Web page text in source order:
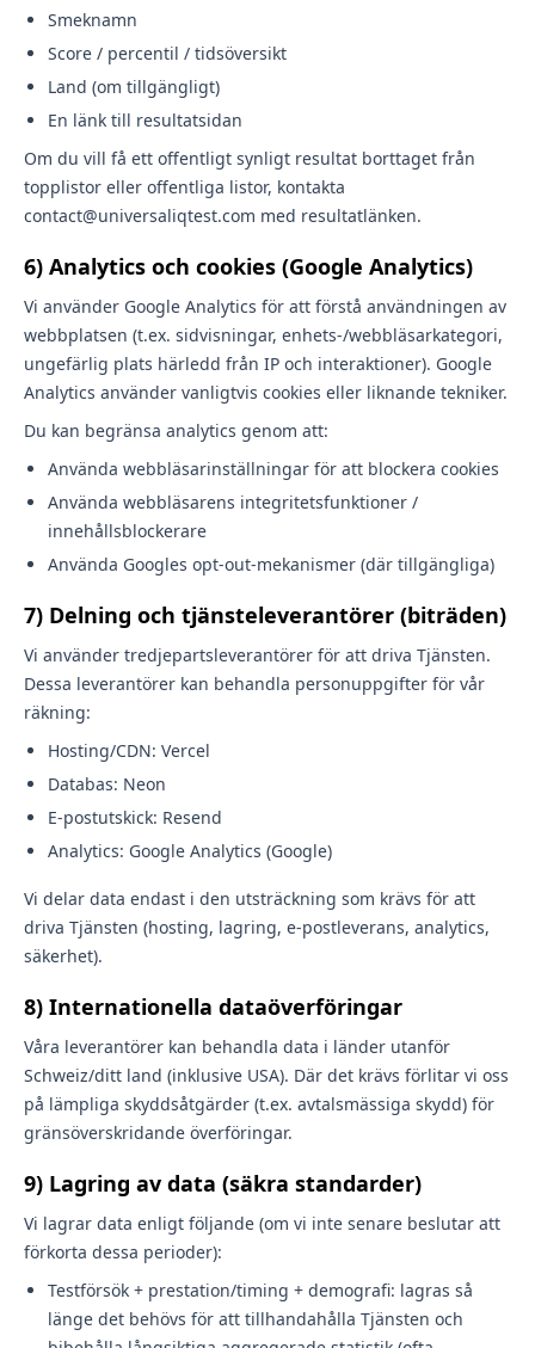
Smeknamn
Score / percentil / tidsöversikt
Land (om tillgängligt)
En länk till resultatsidan
Om du vill få ett offentligt synligt resultat borttaget från
topplistor eller offentliga listor, kontakta
contact@universaliqtest.com med resultatlänken.
6) Analytics och cookies (Google Analytics)
Vi använder Google Analytics för att förstå användningen av
webbplatsen (t.ex. sidvisningar, enhets-/webbläsarkategori,
ungefärlig plats härledd från IP och interaktioner). Google
Analytics använder vanligtvis cookies eller liknande tekniker.
Du kan begränsa analytics genom att:
Använda webbläsarinställningar för att blockera cookies
Använda webbläsarens integritetsfunktioner /
innehållsblockerare
Använda Googles opt-out-mekanismer (där tillgängliga)
7) Delning och tjänsteleverantörer (biträden)
Vi använder tredjepartsleverantörer för att driva Tjänsten.
Dessa leverantörer kan behandla personuppgifter för vår
räkning:
Hosting/CDN: Vercel
Databas: Neon
E-postutskick: Resend
Analytics: Google Analytics (Google)
Vi delar data endast i den utsträckning som krävs för att
driva Tjänsten (hosting, lagring, e-postleverans, analytics,
säkerhet).
8) Internationella dataöverföringar
Våra leverantörer kan behandla data i länder utanför
Schweiz/ditt land (inklusive USA). Där det krävs förlitar vi oss
på lämpliga skyddsåtgärder (t.ex. avtalsmässiga skydd) för
gränsöverskridande överföringar.
9) Lagring av data (säkra standarder)
Vi lagrar data enligt följande (om vi inte senare beslutar att
förkorta dessa perioder):
Testförsök + prestation/timing + demografi: lagras så
länge det behövs för att tillhandahålla Tjänsten och